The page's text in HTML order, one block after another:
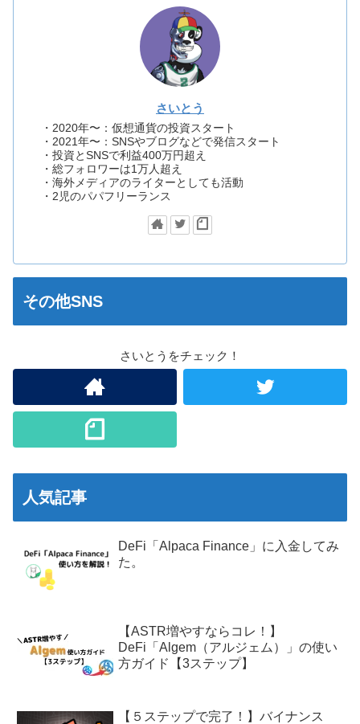
さいとう
・2020年〜：仮想通貨の投資スタート
・2021年〜：SNSやブログなどで発信スタート
・投資とSNSで利益400万円超え
・総フォロワーは1万人超え
・海外メディアのライターとしても活動
・2児のパパフリーランス
その他SNS
さいとうをチェック！
人気記事
DeFi「Alpaca Finance」に入金してみ
た。
【ASTR増やすならコレ！】
DeFi「Algem（アルジェム）」の使い
方ガイド【3ステップ】
【５ステップで完了！】バイナンス